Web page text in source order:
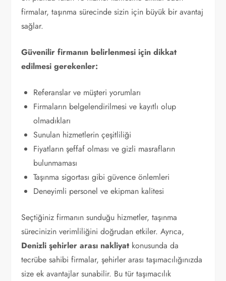
firmalar, taşınma sürecinde sizin için büyük bir avantaj
sağlar.
Güvenilir firmanın belirlenmesi için dikkat
edilmesi gerekenler:
Referanslar ve müşteri yorumları
Firmaların belgelendirilmesi ve kayıtlı olup
olmadıkları
Sunulan hizmetlerin çeşitliliği
Fiyatların şeffaf olması ve gizli masrafların
bulunmaması
Taşınma sigortası gibi güvence önlemleri
Deneyimli personel ve ekipman kalitesi
Seçtiğiniz firmanın sunduğu hizmetler, taşınma
sürecinizin verimliliğini doğrudan etkiler. Ayrıca,
Denizli şehirler arası nakliyat konusunda da
tecrübe sahibi firmalar, şehirler arası taşımacılığınızda
size ek avantajlar sunabilir. Bu tür taşımacılık